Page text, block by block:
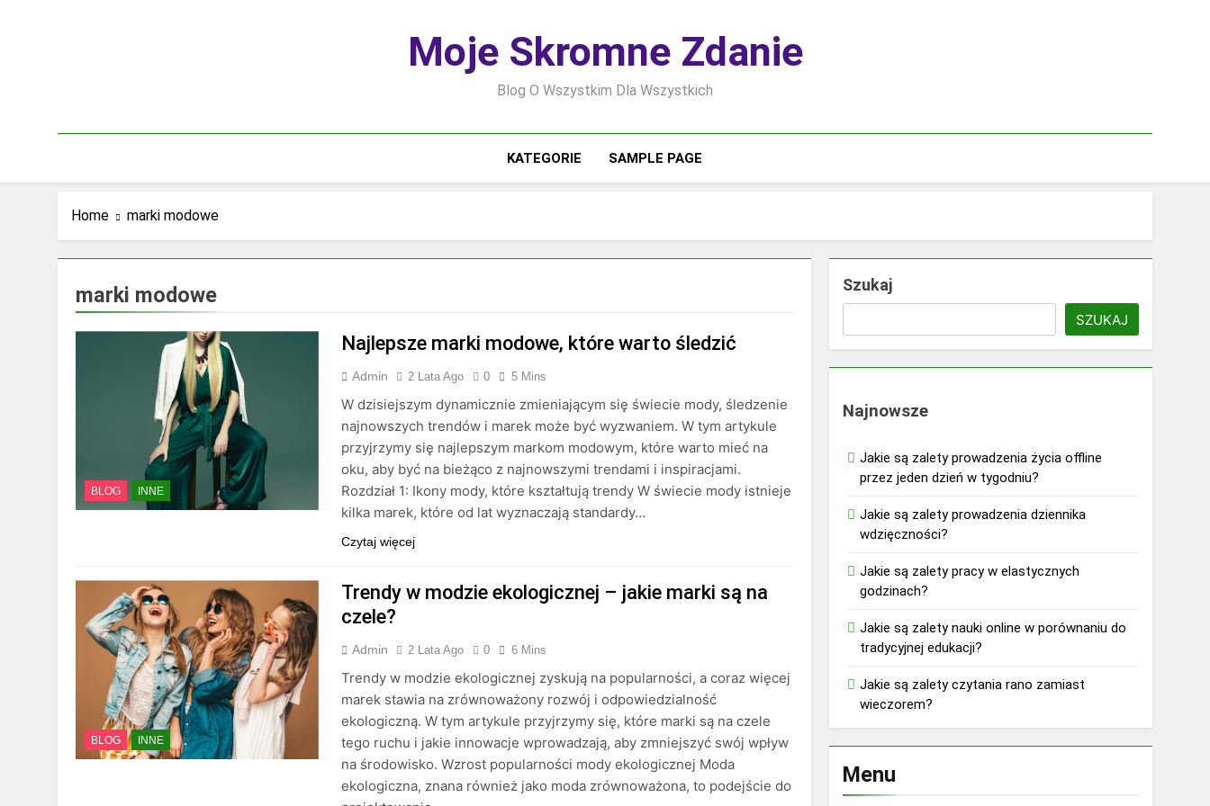
Moje Skromne Zdanie
Blog O Wszystkim Dla Wszystkich
KATEGORIE SAMPLE PAGE
Home marki modowe
marki modowe
BLOG INNE
Najlepsze marki modowe, które warto śledzić
Admin 2 Lata Ago 0 5 Mins
W dzisiejszym dynamicznie zmieniającym się świecie mody, śledzenie
najnowszych trendów i marek może być wyzwaniem. W tym artykule
przyjrzymy się najlepszym markom modowym, które warto mieć na
oku, aby być na bieżąco z najnowszymi trendami i inspiracjami.
Rozdział 1: Ikony mody, które kształtują trendy W świecie mody istnieje
kilka marek, które od lat wyznaczają standardy…
Czytaj więcej
BLOG INNE
Trendy w modzie ekologicznej – jakie marki są na
czele?
Admin 2 Lata Ago 0 6 Mins
Trendy w modzie ekologicznej zyskują na popularności, a coraz więcej
marek stawia na zrównoważony rozwój i odpowiedzialność
ekologiczną. W tym artykule przyjrzymy się, które marki są na czele
tego ruchu i jakie innowacje wprowadzają, aby zmniejszyć swój wpływ
na środowisko. Wzrost popularności mody ekologicznej Moda
ekologiczna, znana również jako moda zrównoważona, to podejście do
Szukaj
SZUKAJ
Najnowsze
Jakie są zalety prowadzenia życia offline
przez jeden dzień w tygodniu?
Jakie są zalety prowadzenia dziennika
wdzięczności?
Jakie są zalety pracy w elastycznych
godzinach?
Jakie są zalety nauki online w porównaniu do
tradycyjnej edukacji?
Jakie są zalety czytania rano zamiast
wieczorem?
Menu